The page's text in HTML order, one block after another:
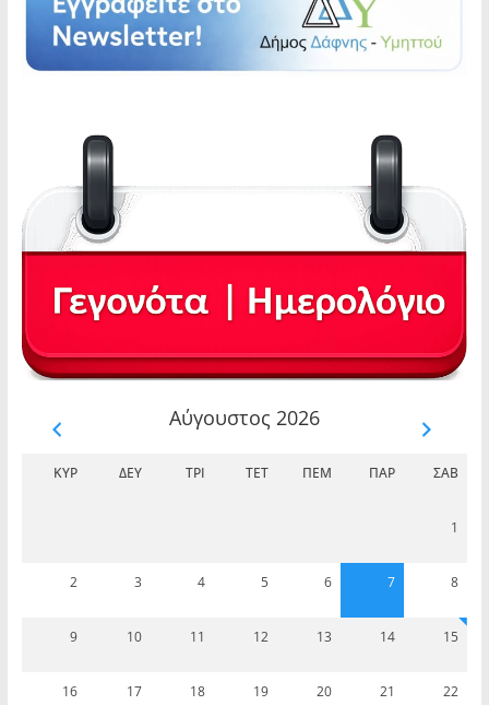
Αύγουστος 2026
ΚΥΡ ΔΕΥ ΤΡΊ ΤΕΤ ΠΈΜ ΠΑΡ ΣΆΒ
1
2 3 4 5 6 7 8
9 10 11 12 13 14 15
16 17 18 19 20 21 22